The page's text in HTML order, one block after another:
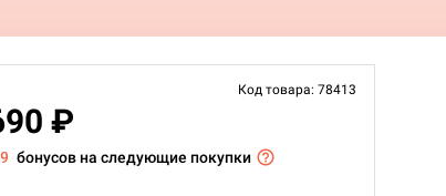
Код товара: 78413
₽
бонусов на следующие покупки